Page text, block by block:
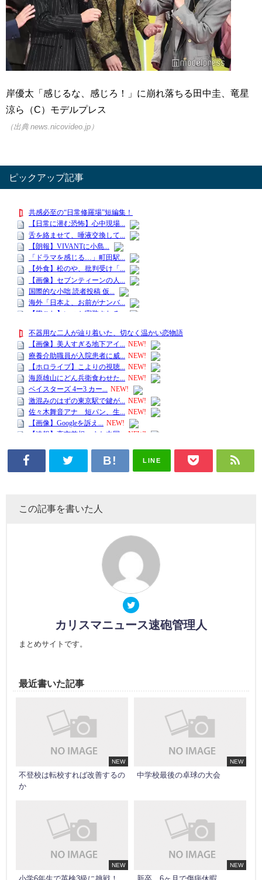
岸優太「感じるな、感じろ！」に崩れ落ちる田中圭、竜星
涼ら（C）モデルプレス
（出典 news.nicovideo.jp）
ピックアップ記事
LINE
この記事を書いた人
カリスマニュース速砲管理人
まとめサイトです。
最近書いた記事
NEW
不登校は転校すれば改善するの
か
NEW
中学校最後の卓球の大会
NEW
小学6年生で英検3級に挑戦！
NEW
新卒…6ヶ月で傷病休暇…